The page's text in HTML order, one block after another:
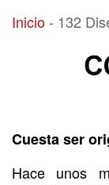
132 Diseño
Inicio- 132
Cuesta ser
Hace unos